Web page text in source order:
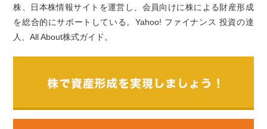
株、日本株情報サイトを運営し、会員向けに株による財産形成
を総合的にサポートしている。Yahoo! ファイナンス 投資の達
人、All About株式ガイド。